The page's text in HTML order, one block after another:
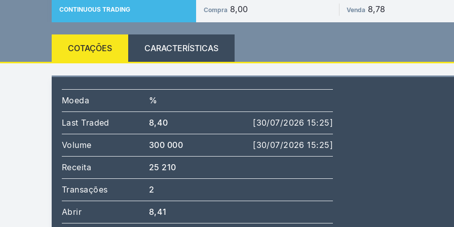
CONTINUOUS TRADING Compra 8,00 Venda 8,78
COTAÇÕES CARACTERÍSTICAS
Moeda %
Last Traded 8,40 [30/07/2026 15:25]
Volume 300 000 [30/07/2026 15:25]
Receita 25 210
Transações 2
Abrir 8,41